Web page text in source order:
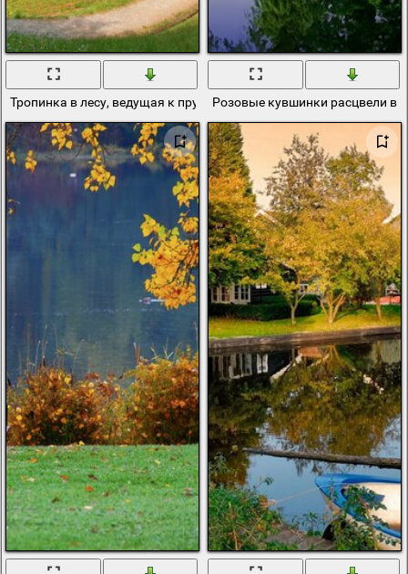
Тропинка в лесу, ведущая к пруду Розовые кувшинки расцвели в